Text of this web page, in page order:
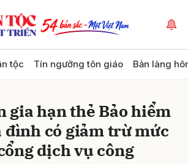
tộc Tín ngưỡng tôn giáo Bản làng
gia hạn thẻ Bảo hiểm
đình có giảm trừ mức
dịch vụ công